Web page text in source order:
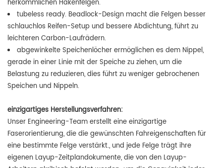
herkömmlichen Hakenfelgen.
tubeless ready. Beadlock-Design macht die Felgen besser
schlauchlos Reifen-Setup und bessere Abdichtung, führt zu
leichteren Carbon-Laufrädern.
abgewinkelte Speichenlöcher ermöglichen es dem Nippel,
gerade in einer Linie mit der Speiche zu ziehen, um die
Belastung zu reduzieren, dies führt zu weniger gebrochenen
Speichen und Nippeln.
einzigartiges Herstellungsverfahren:
Unser Engineering-Team erstellt eine einzigartige
Faserorientierung, die die gewünschten Fahreigenschaften für
eine bestimmte Felge verstärkt., und jede Felge trägt ihre
eigenen Layup-Zeitplandokumente, die von den Layup-